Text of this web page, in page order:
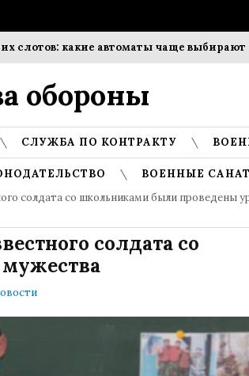
какие автоматы чаще выбирают
обороны
СЛУЖБА ПО КОНТРАКТУ
ВОЕННЫЕ
солдата со школьниками были проведены
солдата со